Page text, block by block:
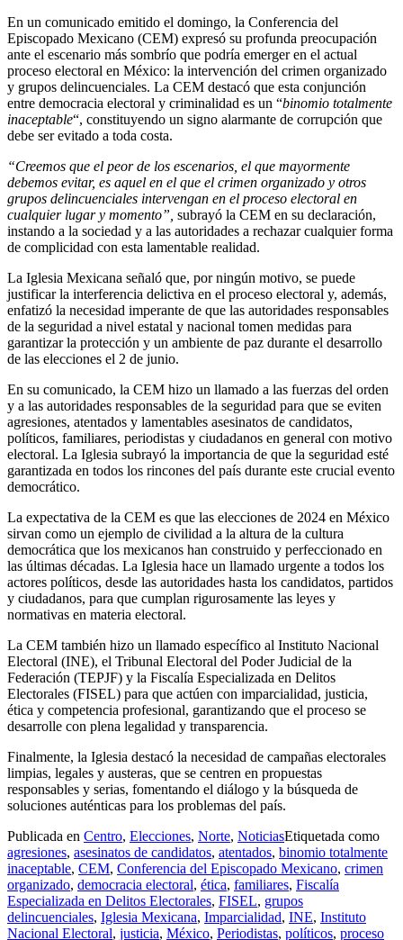
En un comunicado emitido el domingo, la Conferencia del
Episcopado Mexicano (CEM) expresó su profunda preocupación
ante el escenario más sombrío que podría emerger en el actual
proceso electoral en México: la intervención del crimen organizado
y grupos delincuenciales. La CEM destacó que esta conjunción
entre democracia electoral y criminalidad es un “binomio totalmente
inaceptable“, constituyendo un signo alarmante de corrupción que
debe ser evitado a toda costa.
“Creemos que el peor de los escenarios, el que mayormente
debemos evitar, es aquel en el que el crimen organizado y otros
grupos delincuenciales intervengan en el proceso electoral en
cualquier lugar y momento”, subrayó la CEM en su declaración,
instando a la sociedad y a las autoridades a rechazar cualquier forma
de complicidad con esta lamentable realidad.
La Iglesia Mexicana señaló que, por ningún motivo, se puede
justificar la interferencia delictiva en el proceso electoral y, además,
enfatizó la necesidad imperante de que las autoridades responsables
de la seguridad a nivel estatal y nacional tomen medidas para
garantizar la protección y un ambiente de paz durante el desarrollo
de las elecciones el 2 de junio.
En su comunicado, la CEM hizo un llamado a las fuerzas del orden
y a las autoridades responsables de la seguridad para que se eviten
agresiones, atentados y lamentables asesinatos de candidatos,
políticos, familiares, periodistas y ciudadanos en general con motivo
electoral. La Iglesia subrayó la importancia de que la seguridad esté
garantizada en todos los rincones del país durante este crucial evento
democrático.
La expectativa de la CEM es que las elecciones de 2024 en México
sirvan como un ejemplo de civilidad a la altura de la cultura
democrática que los mexicanos han construido y perfeccionado en
las últimas décadas. La Iglesia hace un llamado urgente a todos los
actores políticos, desde las autoridades hasta los candidatos, partidos
y ciudadanos, para que cumplan rigurosamente las leyes y
normativas en materia electoral.
La CEM también hizo un llamado específico al Instituto Nacional
Electoral (INE), el Tribunal Electoral del Poder Judicial de la
Federación (TEPJF) y la Fiscalía Especializada en Delitos
Electorales (FISEL) para que actúen con imparcialidad, justicia,
ética y competencia profesional, garantizando que el proceso se
desarrolle con plena legalidad y transparencia.
Finalmente, la Iglesia destacó la necesidad de campañas electorales
limpias, legales y austeras, que se centren en propuestas
responsables y serias, fomentando el diálogo y la búsqueda de
soluciones auténticas para los problemas del país.
Publicada en Centro, Elecciones, Norte, NoticiasEtiquetada como
agresiones, asesinatos de candidatos, atentados, binomio totalmente
inaceptable, CEM, Conferencia del Episcopado Mexicano, crimen
organizado, democracia electoral, ética, familiares, Fiscalía
Especializada en Delitos Electorales, FISEL, grupos
delincuenciales, Iglesia Mexicana, Imparcialidad, INE, Instituto
Nacional Electoral, justicia, México, Periodistas, políticos, proceso